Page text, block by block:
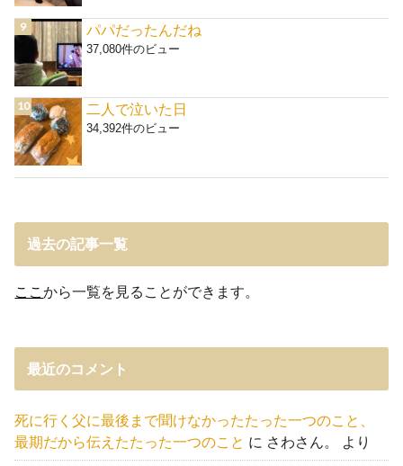
パパだったんだね
37,080件のビュー
二人で泣いた日
34,392件のビュー
過去の記事一覧
ここから一覧を見ることができます。
最近のコメント
死に行く父に最後まで聞けなかったたった一つのこと、
最期だから伝えたたった一つのこと に さわさん。 より